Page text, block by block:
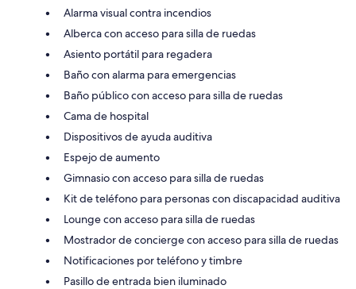
Alarma visual contra incendios
Alberca con acceso para silla de ruedas
Asiento portátil para regadera
Baño con alarma para emergencias
Baño público con acceso para silla de ruedas
Cama de hospital
Dispositivos de ayuda auditiva
Espejo de aumento
Gimnasio con acceso para silla de ruedas
Kit de teléfono para personas con discapacidad auditiva
Lounge con acceso para silla de ruedas
Mostrador de concierge con acceso para silla de ruedas
Notificaciones por teléfono y timbre
Pasillo de entrada bien iluminado